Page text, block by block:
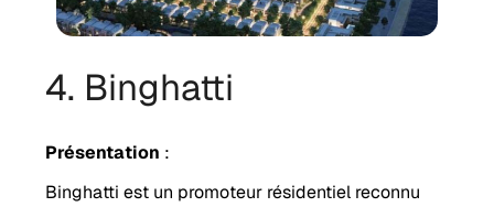
4. Binghatti
Présentation :
Binghatti est un promoteur résidentiel reconnu